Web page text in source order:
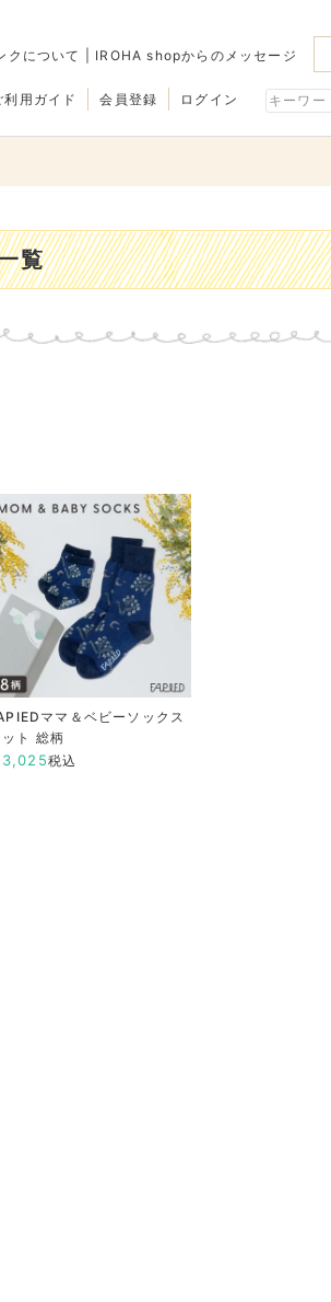
クについて IROHA shopからのメッセージ
会員登録 ログイン
利用ガイド
覧
ママ＆ベビーソックス
ト 総柄
3,025税込